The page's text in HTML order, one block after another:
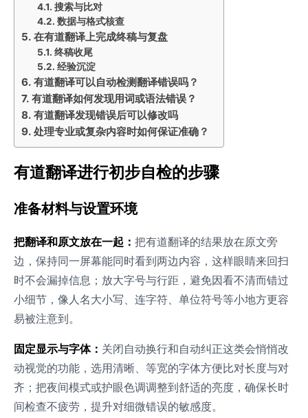
搜索与比对
数据与格式核查
在有道翻译上完成终稿与复盘
终稿收尾
经验沉淀
有道翻译可以自动检测翻译错误吗？
有道翻译如何发现用词或语法错误？
有道翻译发现错误后可以修改吗
处理专业或复杂内容时如何保证准确？
有道翻译进行初步自检的步骤
准备材料与设置环境
把翻译和原文放在一起： 把有道翻译的结果放在原文旁
边，保持同一屏幕能同时看到两边内容，这样眼睛来回扫
时不会漏掉信息；放大字号与行距，避免因看不清而错过
小细节，像人名大小写、连字符、单位符号等小地方更容
易被注意到。
固定显示与字体： 关闭自动换行和自动纠正这类会悄悄改
动视觉的功能，选用清晰、等宽的字体方便比对长度与对
齐；把夜间模式或护眼色调调整到舒适的亮度，确保长时
间检查不疲劳，提升对细微错误的敏感度。